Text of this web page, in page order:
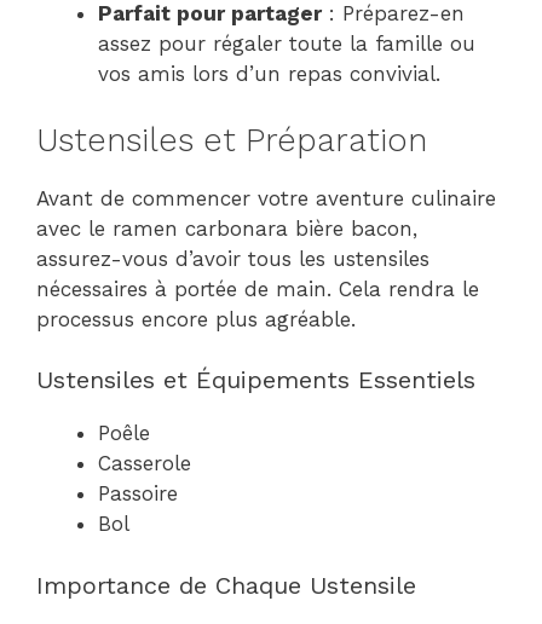
Parfait pour partager: Préparez-en
assez pour régaler toute la famille ou
vos amis lors d’un repas convivial.
Ustensiles et Préparation
Avant de commencer votre aventure culinaire
avec le ramen carbonara bière bacon,
assurez-vous d’avoir tous les ustensiles
nécessaires à portée de main. Cela rendra le
processus encore plus agréable.
Ustensiles et Équipements Essentiels
Poêle
Casserole
Passoire
Bol
Importance de Chaque Ustensile